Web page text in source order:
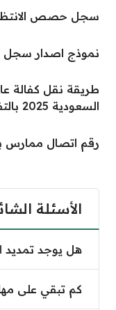
سجل حصص
نموذج اصدار سجل
طريقة نقل كفالة
السعودية 2025 بالتفصيل
رقم اتصال ممارس
الأسئلة
هل يوجد تمديد
كم تبقي على